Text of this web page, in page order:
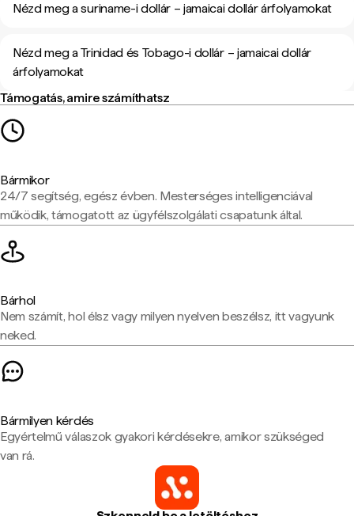
Nézd meg a suriname-i dollár – jamaicai dollár árfolyamokat
Nézd meg a Trinidad és Tobago-i dollár – jamaicai dollár
árfolyamokat
Támogatás, amire számíthatsz
Bármikor
24/7 segítség, egész évben. Mesterséges intelligenciával
működik, támogatott az ügyfélszolgálati csapatunk által.
Bárhol
Nem számít, hol élsz vagy milyen nyelven beszélsz, itt vagyunk
neked.
Bármilyen kérdés
Egyértelmű válaszok gyakori kérdésekre, amikor szükséged
van rá.